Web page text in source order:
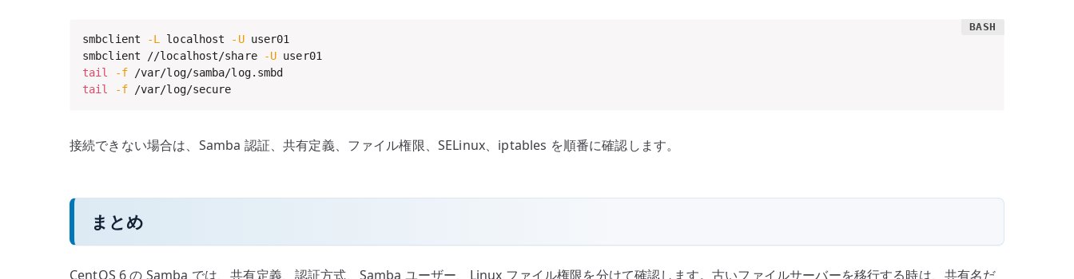
smbclient -L localhost -U user01
smbclient //localhost/share
-U
user01
tail
-f
tail
-f /var/log/secure
接続できない場合は、Samba 認証、共有定義、ファイル権限、SELinux、iptables を順番に確認します。
まとめ
CentOS 6 の Samba では、共有定義、認証方式、Samba ユーザー、Linux ファイル権限を分けて確認します。古いファイルサーバーを移行する時は、共有名だ